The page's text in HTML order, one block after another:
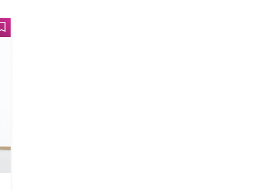
Lägg till i favoriter